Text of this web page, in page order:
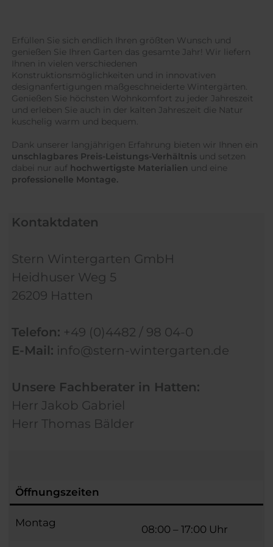
Erfüllen Sie sich endlich Ihren größten Wunsch und
genießen Sie Ihren Garten das gesamte Jahr! Wir liefern
Ihnen in vielen verschiedenen
Konstruktionsmöglichkeiten und in innovativen
designanfertigungen maßgeschneiderte Wintergärten.
Genießen Sie höchsten Wohnkomfort zu jeder Jahreszeit
und erleben Sie auch in der kalten Jahreszeit die Natur
kuschelig warm und bequem.
Dank unserer langjährigen Erfahrung bieten wir Ihnen ein
unschlagbares Preis-Leistungs-Verhältnisund setzen
dabei nur auf hochwertigste Materialien und eine
professionelle Montage.
Kontaktdaten
Stern Wintergarten GmbH
Heidhuser Weg 5
26209 Hatten
Telefon: +49 (0)4482 / 98 04-0
E-Mail: info@stern-wintergarten.de
Unsere Fachberater in Hatten:
Herr Jakob Gabriel
Herr Thomas Bälder
Öffnungszeiten
Montag
08:00 – 17:00 Uhr